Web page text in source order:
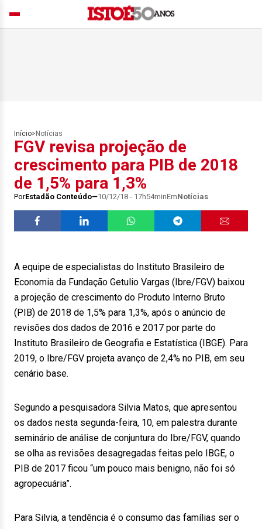
Início> Notícias
FGV revisa projeção de
crescimento para PIB de 2018
de 1,5% para 1,3%
PorEstadão Conteúdo 10/12/18 - 17h54minEmNotícias
A equipe de especialistas do Instituto Brasileiro de
Economia da Fundação Getulio Vargas (Ibre/FGV) baixou
a projeção de crescimento do Produto Interno Bruto
(PIB) de 2018 de 1,5% para 1,3%, após o anúncio de
revisões dos dados de 2016 e 2017 por parte do
Instituto Brasileiro de Geografia e Estatística (IBGE). Para
2019, o Ibre/FGV projeta avanço de 2,4% no PIB, em seu
cenário base.
Segundo a pesquisadora Silvia Matos, que apresentou
os dados nesta segunda-feira, 10, em palestra durante
seminário de análise de conjuntura do Ibre/FGV, quando
se olha as revisões desagregadas feitas pelo IBGE, o
PIB de 2017 ficou “um pouco mais benigno, não foi só
agropecuária”.
Para Silvia, a tendência é o consumo das famílias ser o